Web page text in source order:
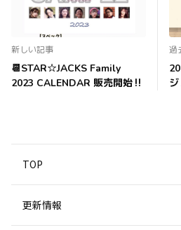
新しい記事
📆STAR☆JACKS Family
2023 CALENDAR 販売開始‼️
過
TOP
更新情報